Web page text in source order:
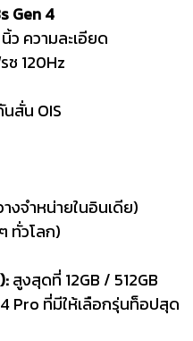
Gen 4
ว ความละเอียด
ช 120Hz
สั่น OIS
งจำหน่ายในอินเดีย)
ทั่วโลก)
สูงสุดที่ 12GB / 512GB
Pro ที่มีให้เลือกรุ่นท็อปสุด